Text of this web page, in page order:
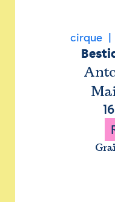
cirque
16